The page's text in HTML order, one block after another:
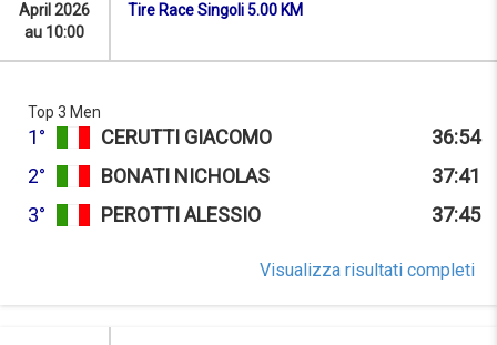
April 2026
au 10:00
Tire Race Singoli 5.00 KM
Top 3 Men
1° CERUTTI GIACOMO
36:54
2°
BONATI NICHOLAS
37:41
3°
PEROTTI ALESSIO 37:45
Visualizza risultati completi